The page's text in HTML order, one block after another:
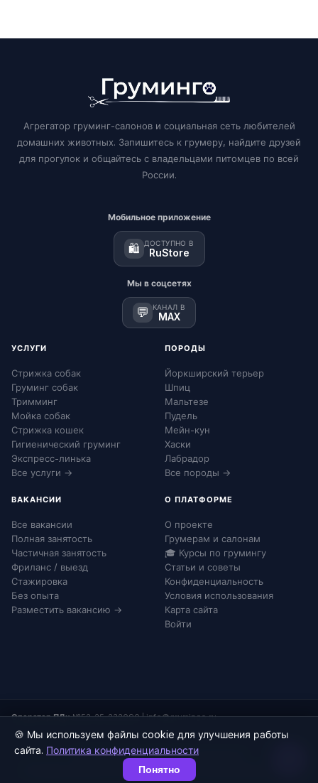
🍪 Мы используем файлы cookie для улучшения работы
сайта. Политика конфиденциальности
Понятно
Агрегатор груминг-салонов и социальная сеть любителей
домашних животных. Запишитесь к грумеру, найдите друзей
для прогулок и общайтесь с владельцами питомцев по всей
России.
Мобильное приложение
🛍️ ДОСТУПНО В
RuStore
Мы в соцсетях
💬 КАНАЛ В
MAX
УСЛУГИ
Стрижка собак
Груминг собак
Тримминг
Мойка собак
Стрижка кошек
Гигиенический груминг
Экспресс-линька
Все услуги →
ПОРОДЫ
Йоркширский терьер
Шпиц
Мальтезе
Пудель
Мейн-кун
Хаски
Лабрадор
Все породы →
ВАКАНСИИ
Все вакансии
Полная занятость
Частичная занятость
Фриланс / выезд
Стажировка
Без опыта
Разместить вакансию →
О ПЛАТФОРМЕ
О проекте
Грумерам и салонам
🎓 Курсы по грумингу
Статьи и советы
Конфиденциальность
Условия использования
Карта сайта
Войти
Оператор ПДн:№52-25-232090|info@grumingo.ru
© 2026 Груминго. Все права защищены.
Согласие на ПДн